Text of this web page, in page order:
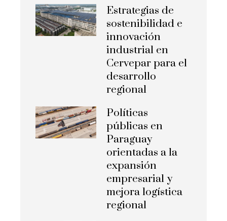
Estrategias de
sostenibilidad e
innovación
industrial en
Cervepar para el
desarrollo
regional
Políticas
públicas en
Paraguay
orientadas a la
expansión
empresarial y
mejora logística
regional